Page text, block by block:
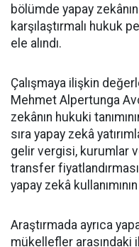
bölümde yapay
karşılaştırmalı hukuk
ele alındı.
Çalışmaya ilişkin
Mehmet Alpertunga
zekânın hukuki
sıra yapay zekâ
gelir vergisi, kurumlar
transfer
yapay zekâ
Araştırmada ayrıca
mükellefler arasındaki